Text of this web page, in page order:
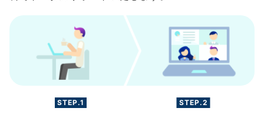
STEP.1 STEP.2